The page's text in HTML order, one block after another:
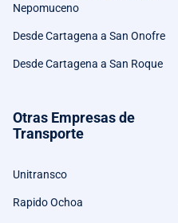
Nepomuceno
Desde Cartagena a San Onofre
Desde Cartagena a San Roque
Otras Empresas de
Transporte
Unitransco
Rapido Ochoa